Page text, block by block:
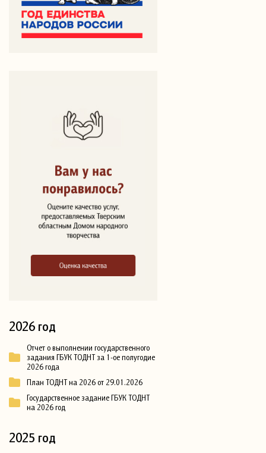
2026 год
Отчет о выполнении государственного
задания ГБУК ТОДНТ за 1-ое полугодие
2026 года
План ТОДНТ на 2026 от 29.01.2026
Государственное задание ГБУК ТОДНТ
на 2026 год
2025 год